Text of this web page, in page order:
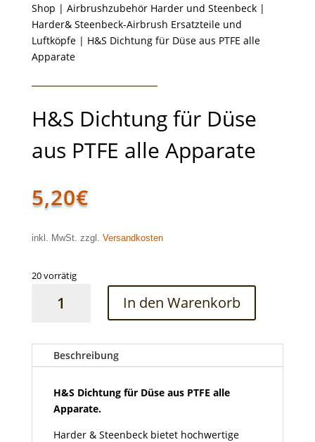
Shop | Airbrushzubehör Harder und Steenbeck|
Harder& Steenbeck-Airbrush Ersatzteile und
Luftköpfe| H&S Dichtung für Düse aus PTFE alle
Apparate
H&S Dichtung für Düse
aus PTFE alle Apparate
5,20€
inkl. MwSt. zzgl. Versandkosten
20 vorrätig
Dichtung
PTFE
Apparate
In den Warenkorb
Beschreibung
H&S Dichtung für Düse aus PTFE alle
Apparate.
Harder & Steenbeck bietet hochwertige